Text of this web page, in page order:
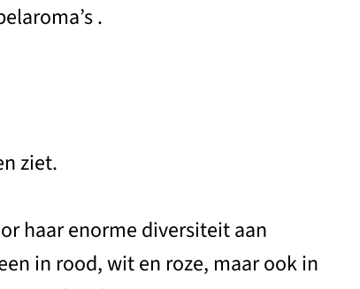
.
ziet.
haar enorme diversiteit aan
in rood, wit en roze, maar ook in